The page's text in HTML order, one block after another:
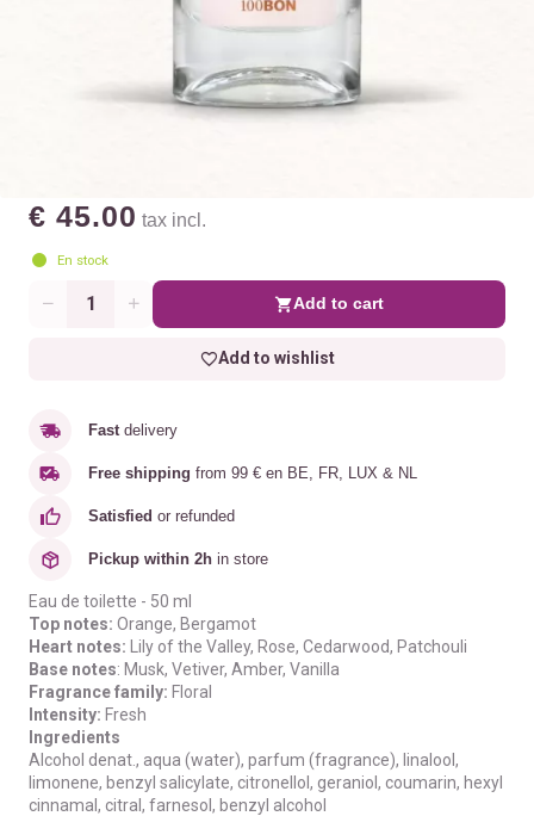
€ 45.00 tax incl.
En stock
Quantity Add to cart
Add to wishlist
Fast delivery
Free shipping from 99 € en BE, FR, LUX & NL
Satisfied or refunded
Pickup within 2h in store
Eau de toilette - 50 ml
Top notes: Orange, Bergamot
Heart notes: Lily of the Valley, Rose, Cedarwood, Patchouli
Base notes: Musk, Vetiver, Amber, Vanilla
Fragrance family: Floral
Intensity: Fresh
Ingredients
Alcohol denat., aqua (water), parfum (fragrance), linalool,
limonene, benzyl salicylate, citronellol, geraniol, coumarin, hexyl
cinnamal, citral, farnesol, benzyl alcohol